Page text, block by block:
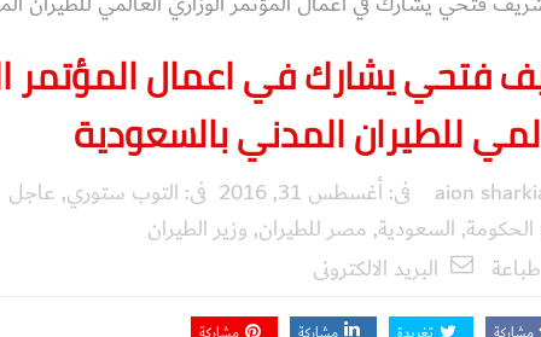
فتحي يشارك في اعمال المؤتمر
للطيران المدني بالسعودية
aion فى:أغسطس 31, 2016 فى: التوب ستوري, عاجل
الحكومة, السعودية, مصر للطيران, وزير الطيران
طباعة
البريد الالكترونى